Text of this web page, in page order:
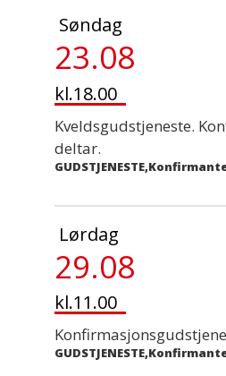
Søndag
23.08
kl.18.00
Kveldsgudstjeneste.
deltar.
Lørdag
29.08
kl.11.00